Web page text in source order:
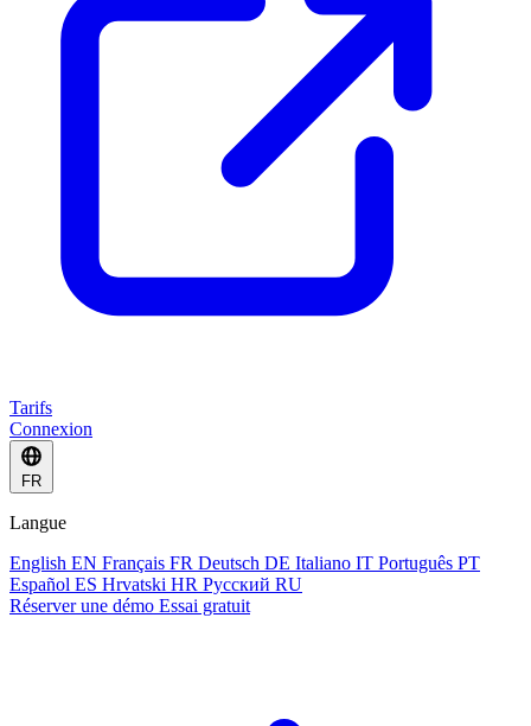
Tarifs
Connexion
FR
Langue
English EN Français FR Deutsch DE Italiano IT Português PT
Español ES Hrvatski HR Русский RU
Réserver une démo Essai gratuit